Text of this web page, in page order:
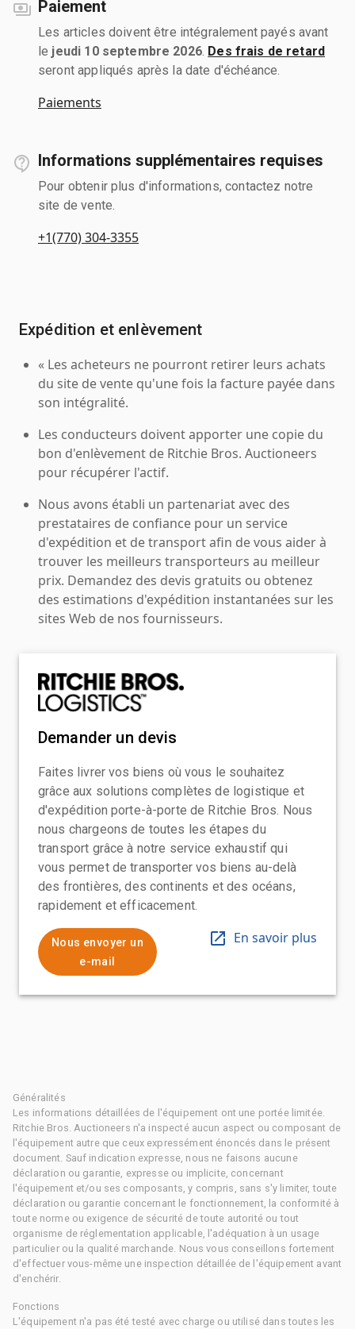
Paiement
Les articles doivent être intégralement payés avant
le jeudi 10 septembre 2026. Des frais de retard
seront appliqués après la date d'échéance.
Paiements
Informations supplémentaires requises
Pour obtenir plus d'informations, contactez notre
site de vente.
+1(770) 304-3355
Expédition et enlèvement
« Les acheteurs ne pourront retirer leurs achats
du site de vente qu'une fois la facture payée dans
son intégralité.
Les conducteurs doivent apporter une copie du
bon d'enlèvement de Ritchie Bros. Auctioneers
pour récupérer l'actif.
Nous avons établi un partenariat avec des
prestataires de confiance pour un service
d'expédition et de transport afin de vous aider à
trouver les meilleurs transporteurs au meilleur
prix. Demandez des devis gratuits ou obtenez
des estimations d'expédition instantanées sur les
sites Web de nos fournisseurs.
Demander un devis
Faites livrer vos biens où vous le souhaitez
grâce aux solutions complètes de logistique et
d'expédition porte-à-porte de Ritchie Bros. Nous
nous chargeons de toutes les étapes du
transport grâce à notre service exhaustif qui
vous permet de transporter vos biens au-delà
des frontières, des continents et des océans,
rapidement et efficacement.
Nous envoyer un
e-mail
En savoir plus
Généralités
Les informations détaillées de l'équipement ont une portée limitée.
Ritchie Bros. Auctioneers n'a inspecté aucun aspect ou composant de
l'équipement autre que ceux expressément énoncés dans le présent
document. Sauf indication expresse, nous ne faisons aucune
déclaration ou garantie, expresse ou implicite, concernant
l'équipement et/ou ses composants, y compris, sans s'y limiter, toute
déclaration ou garantie concernant le fonctionnement, la conformité à
toute norme ou exigence de sécurité de toute autorité ou tout
organisme de réglementation applicable, l'adéquation à un usage
particulier ou la qualité marchande. Nous vous conseillons fortement
d'effectuer vous-même une inspection détaillée de l'équipement avant
d'enchérir.
Fonctions
L'équipement n'a pas été testé avec charge ou utilisé dans toutes les